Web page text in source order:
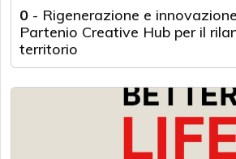
0 - Rigenerazione e
Partenio Creative Hub per il
territorio